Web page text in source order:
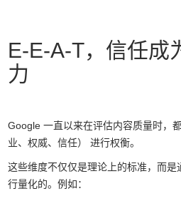
E-E-A-T，信任成
力
Google 一直以来在评估内容质量时，
业、权威、信任） 进行权衡。
这些维度不仅仅是理论上的标准，而
行量化的。例如：